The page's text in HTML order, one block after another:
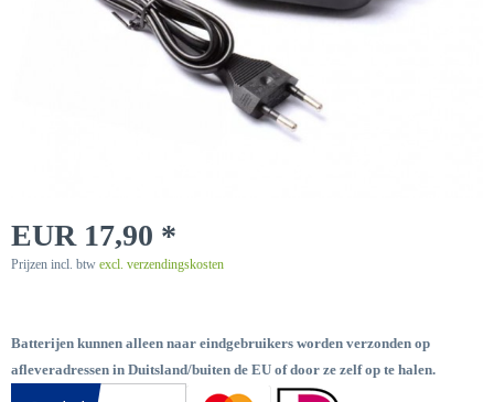
EUR 17,90 *
Prijzen incl. btw excl. verzendingskosten
Batterijen kunnen alleen naar eindgebruikers worden verzonden op
afleveradressen in Duitsland/buiten de EU of door ze zelf op te halen.